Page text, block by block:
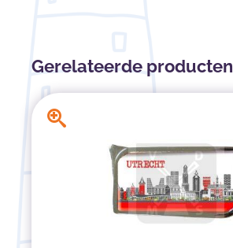
Gerelateerde producten